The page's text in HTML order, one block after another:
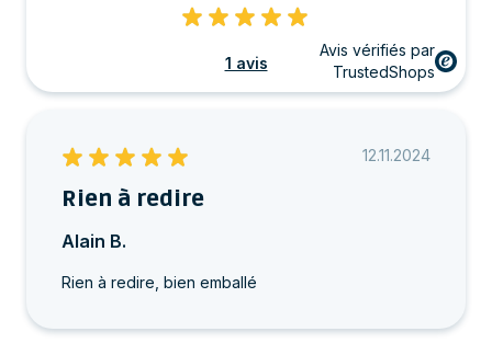
1 avis
Avis vérifiés par
TrustedShops
12.11.2024
Rien à redire
Alain B.
Rien à redire, bien emballé